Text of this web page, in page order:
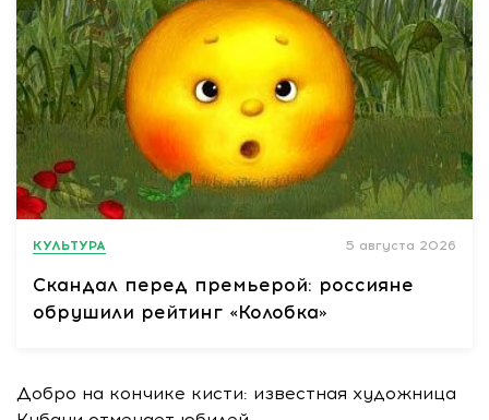
КУЛЬТУРА 5 августа 2026
Скандал перед премьерой: россияне
обрушили рейтинг «Колобка»
Добро на кончике кисти: известная художница